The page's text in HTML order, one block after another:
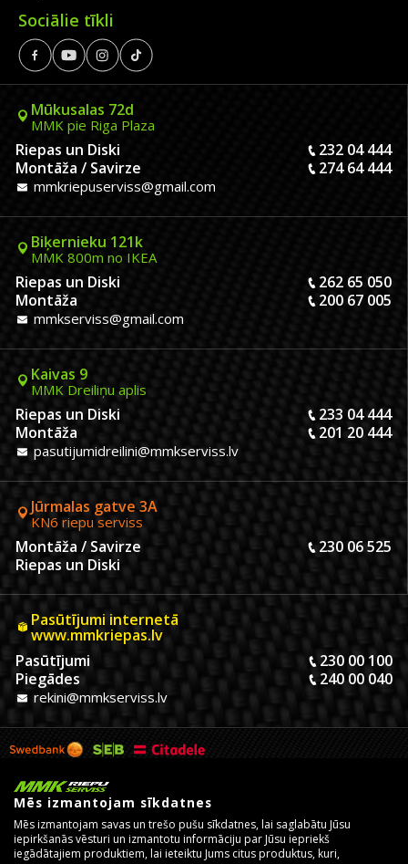
Sociālie tīkli
Mūkusalas 72d
MMK pie Riga Plaza
Riepas un Diski
232 04 444
Montāža / Savirze
274 64 444
mmkriepuserviss@gmail.com
Biķernieku 121k
MMK 800m no IKEA
Riepas un Diski
262 65 050
Montāža
200 67 005
mmkserviss@gmail.com
Kaivas 9
MMK Dreiliņu aplis
Riepas un Diski
233 04 444
Montāža
201 20 444
pasutijumidreilini@mmkserviss.lv
Jūrmalas gatve 3A
KN6 riepu serviss
Montāža / Savirze
230 06 525
Riepas un Diski
Pasūtījumi internetā
www.mmkriepas.lv
Pasūtījumi
230 00 100
Piegādes
240 00 040
rekini@mmkserviss.lv
Mēs izmantojam sīkdatnes
Mēs izmantojam savas un trešo pušu sīkdatnes, lai saglabātu Jūsu
iepirkšanās vēsturi un izmantotu informāciju par Jūsu iepriekš
iegādātajiem produktiem, lai ieteiktu Jums citus produktus, kuri,